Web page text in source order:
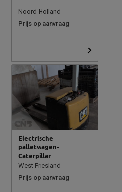
Noord-Holland
Prijs op aanvraag
Electrische
palletwagen-
Caterpillar
West Friesland
Prijs op aanvraag